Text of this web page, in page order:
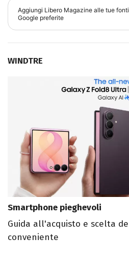
Aggiungi Libero Magazine alle tue fonti
Google preferite
WINDTRE
Smartphone pieghevoli
Guida all'acquisto e scelta
conveniente